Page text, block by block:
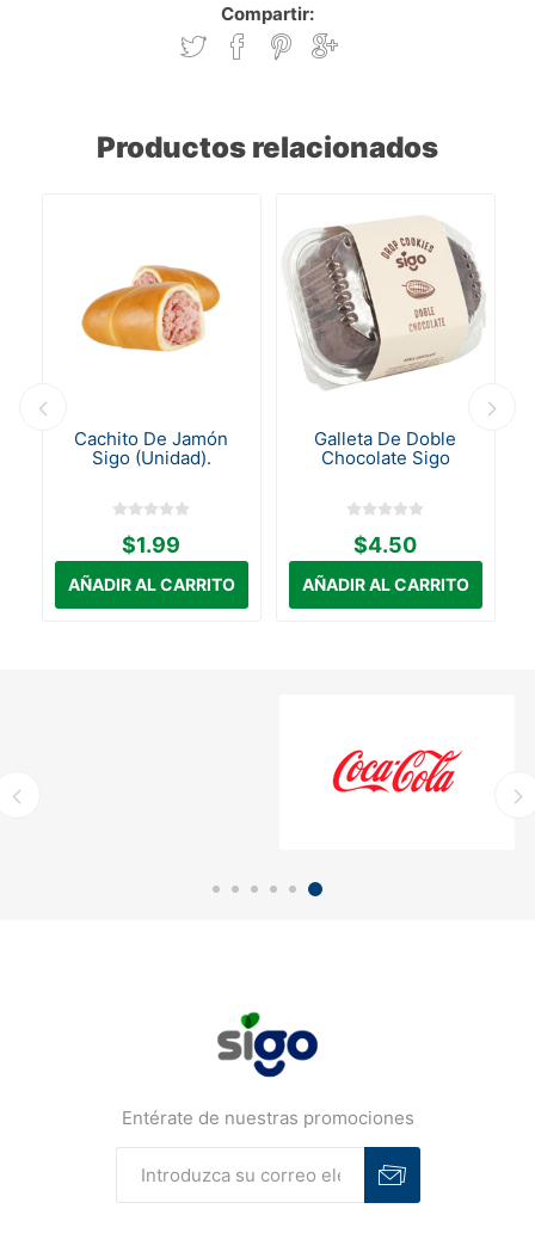
Compartir:
Productos relacionados
Cachito De Jamón
Sigo (Unidad).
$1.99
Galleta De Doble
Chocolate Sigo
$4.50
Entérate de nuestras promociones